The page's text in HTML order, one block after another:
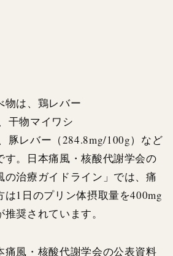
物は、鶏レバー
干物マイワシ
豚レバー（284.8mg/100g）など
す。日本痛風・核酸代謝学会の
の治療ガイドライン」では、痛
は1日のプリン体摂取量を400mg
奨されています。
痛風・核酸代謝学会の公表資料